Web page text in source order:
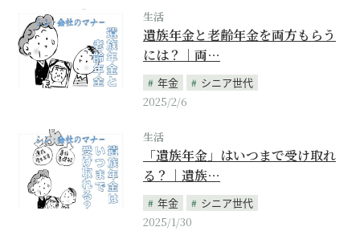
生活
遺族年金と老齢年金を両方もらう
には？｜両…
年金
シニア世代
2025/2/6
生活
「遺族年金」はいつまで受け取れ
る？｜遺族…
年金
シニア世代
2025/1/30